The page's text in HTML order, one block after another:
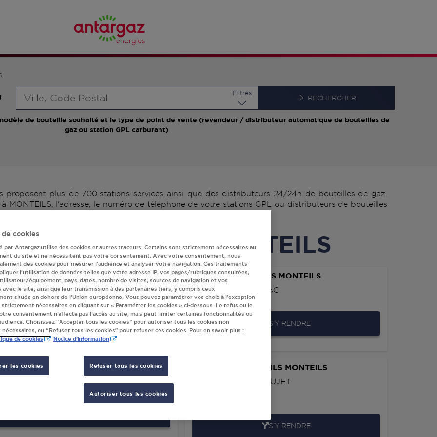
Filtres
RECHERCHER
de bouteille souhaité et le type de point de vente (revendeur / distributeur automatique de bouteilles de
gaz ou station GPL carburant)
proposent plus de 700 stations-services ainsi que des distributeurs 24/24h de bouteilles de gaz.
MONTEILS, l'adresse, le numéro de téléphone de votre stations GPL ou distributeurs de bouteilles
Antargaz à MONTEILS
MARKET ENILA MONTEILS
DE VILLEFRANCHE
DES ROUGES
MONTEILS
S'Y RENDRE
PRAISSAC JACQUES MONTEILS
CHEMIN DE VINDRAC
82300MONTEILS
S'Y RENDRE
MONTEILS ETS DARASSE ET FILS MONTEILS
788 CHEMIN DU POUJET
S'Y RENDRE
de cookies
par Antargaz utilise des cookies et autres traceurs. Certains sont strictement nécessaires au
du site et ne nécessitent pas votre consentement. Avec votre consentement, nous
des cookies pour mesurer l’audience et analyser votre navigation. Ces traitements
l’utilisation de données telles que votre adresse IP, vos pages/rubriques consultées,
équipement, pays, dates, nombre de visites, sources de navigation et vos
avec le site, ainsi que leur transmission à des partenaires tiers, y compris ceux
situés en dehors de l’Union européenne. Vous pouvez paramétrer vos choix à l’exception
strictement nécessaires en cliquant sur « Paramétrer les cookies » ci-dessous. Le refus ou le
consentement n’affecte pas l’accès au site, mais peut limiter certaines fonctionnalités ou
Choisissez “Accepter tous les cookies” pour autoriser tous les cookies non
ou “Refuser tous les cookies” pour refuser ces cookies. Pour en savoir plus :
de cookies Notice d'information
les cookies Refuser tous les cookies
Autoriser tous les cookies